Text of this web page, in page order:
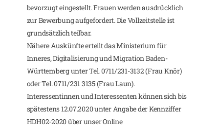
bevorzugt eingestellt. Frauen werden ausdrücklich
zur Bewerbung aufgefordert. Die Vollzeitstelle ist
grundsätzlich teilbar.
Nähere Auskünfte erteilt das Ministerium für
Inneres, Digitalisierung und Migration Baden-
Württemberg unter Tel. 0711/231-3132 (Frau Knör)
oder Tel. 0711/231 3135 (Frau Laun).
Interessentinnen und Interessenten können sich bis
spätestens 12.07.2020 unter Angabe der Kennziffer
HDH02-2020 über unser Online